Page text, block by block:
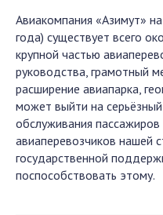
Авиакомпания «Азимут»
года) существует всего
крупной частью
руководства, грамотный
расширение авиапарка,
может выйти на
обслуживания
авиаперевозчиков нашей
государственной
поспособствовать этому.